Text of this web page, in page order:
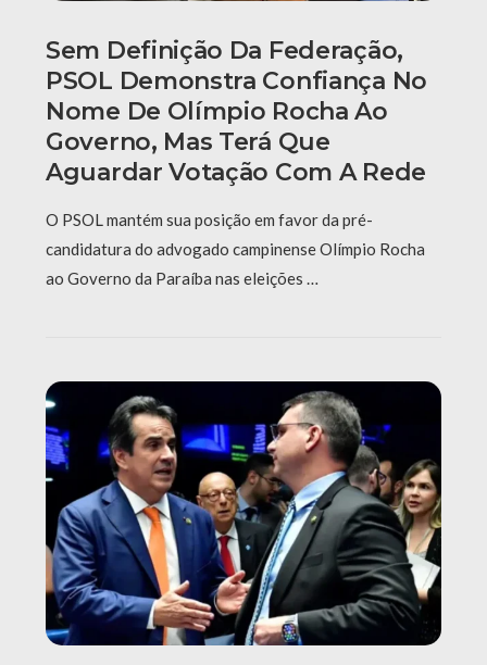
Sem Definição Da Federação,
PSOL Demonstra Confiança No
Nome De Olímpio Rocha Ao
Governo, Mas Terá Que
Aguardar Votação Com A Rede
O PSOL mantém sua posição em favor da pré-
candidatura do advogado campinense Olímpio Rocha
ao Governo da Paraíba nas eleições …